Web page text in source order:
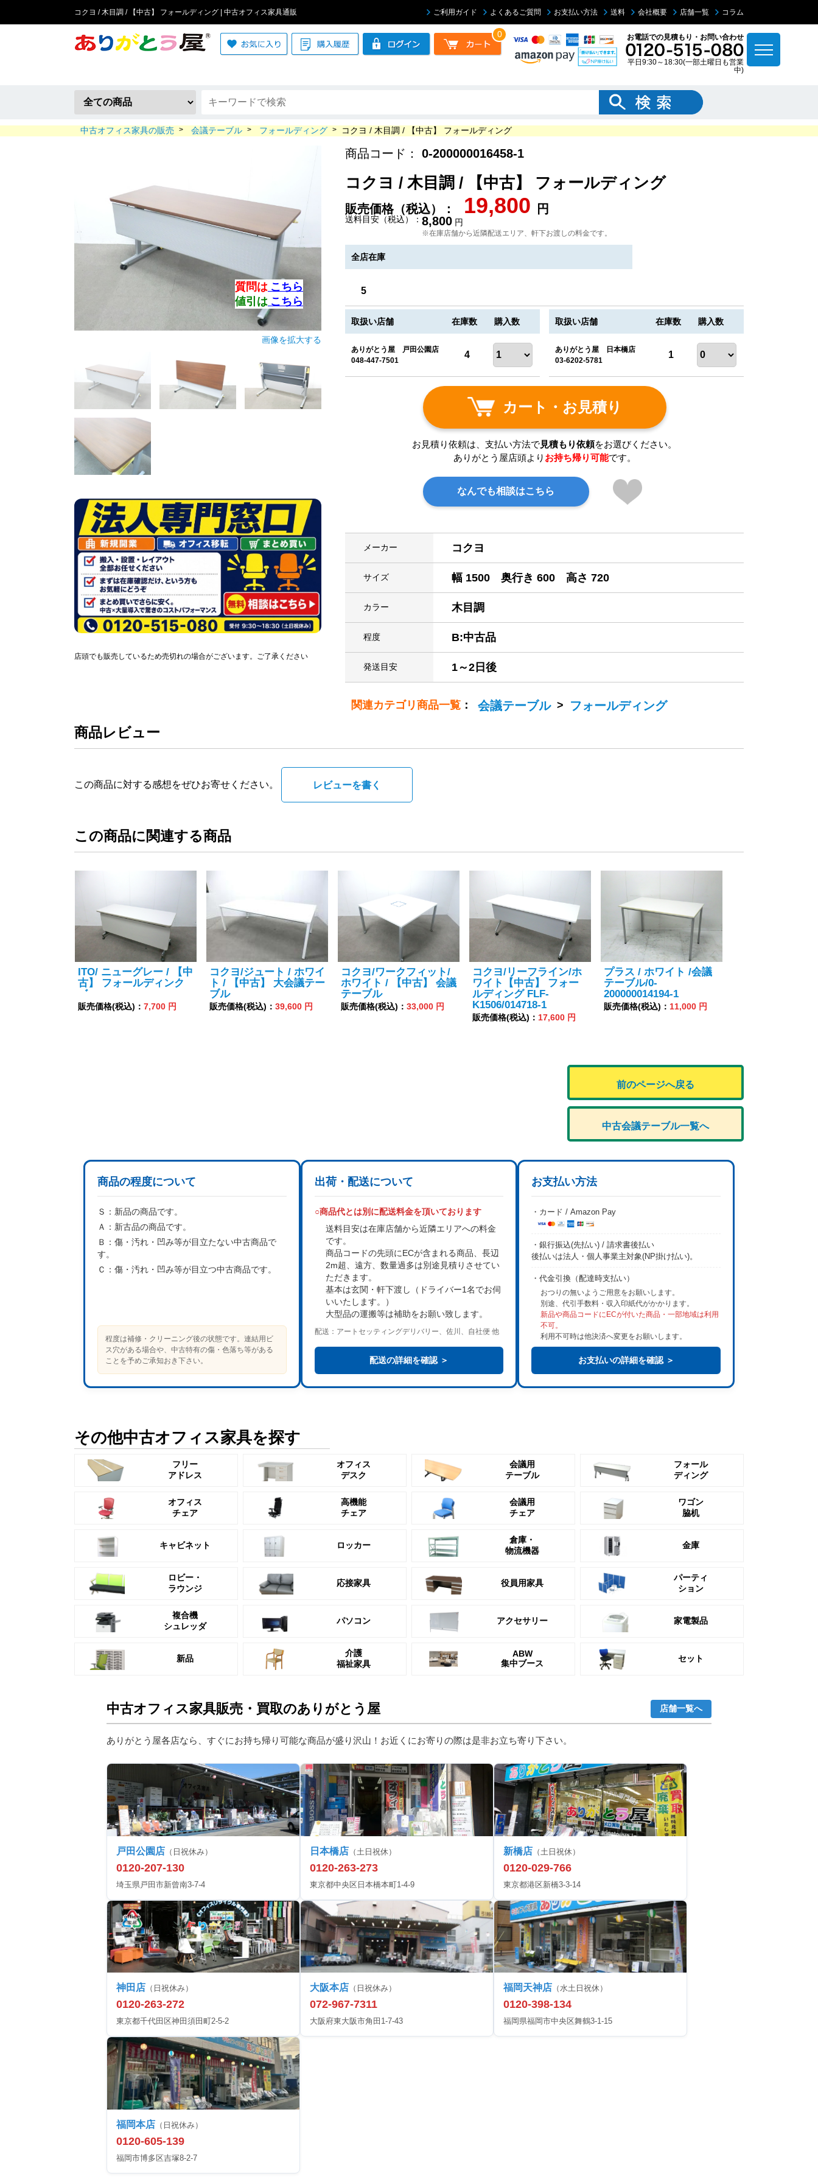
コクヨ / 木目調 / 【中古】 フォールディング | 中古オフィス家具通販 ご利用ガイド よくあるご質問 お支払い方法 送料 会社概要 店舗一覧 コラム
0 お電話での見積もり・お問い合わせ
平日9:30～18:30(一部土曜日も営業
中)
中古オフィス家具の販売 > 会議テーブル > フォールディング > コクヨ / 木目調 / 【中古】 フォールディング
質問は こちら
値引は こちら
画像を拡大する
商品コード： 0-200000016458-1
コクヨ / 木目調 / 【中古】 フォールディング
販売価格（税込）： 19,800 円
送料目安（税込）： 8,800 円
※在庫店舗から近隣配送エリア、軒下お渡しの料金です。
全店在庫
5
取扱い店舗 在庫数 購入数 取扱い店舗 在庫数 購入数
ありがとう屋 戸田公園店
048-447-7501
4
ありがとう屋 日本橋店
03-6202-5781
1
カート・お見積り
お見積り依頼は、支払い方法で見積もり依頼をお選びください。
ありがとう屋店頭より お持ち帰り可能です。
なんでも相談はこちら
メーカー コクヨ
サイズ 幅 1500 奥行き 600 高さ 720
カラー 木目調
程度 B:中古品
発送目安 1～2日後
関連カテゴリ商品一覧 ： 会議テーブル > フォールディング
店頭でも販売しているため売切れの場合がございます。ご了承ください
商品レビュー
この商品に対する感想をぜひお寄せください。 レビューを書く
この商品に関連する商品
ITO/ ニューグレー / 【中
古】 フォールディンク
゛
販売価格(税込)： 7,700 円
コクヨ/ジュート / ホワイ
ト / 【中古】 大会議テー
ブル
販売価格(税込)： 39,600 円
コクヨ/ワークフィット/
ホワイト / 【中古】 会議
テーブル
販売価格(税込)： 33,000 円
コクヨ/リーフライン/ホ
ワイト【中古】 フォー
ルディング FLF-
K1506/014718-1
販売価格(税込)： 17,600 円
プラス / ホワイト /会議
テーブル/0-
200000014194-1
販売価格(税込)： 11,000 円
前のページへ戻る
中古会議テーブル一覧へ
商品の程度について
Ｓ： 新品の商品です。
Ａ： 新古品の商品です。
Ｂ： 傷・汚れ・凹み等が目立たない中古商品で
す。
Ｃ： 傷・汚れ・凹み等が目立つ中古商品です。
程度は補修・クリーニング後の状態です。連結用ビ
ス穴がある場合や、中古特有の傷・色落ち等がある
ことを予めご承知おき下さい。
出荷・配送について
○商品代とは別に配送料金を頂いております
送料目安は在庫店舗から近隣エリアへの料金
です。
商品コードの先頭にECが含まれる商品、長辺
2m超、遠方、数量過多は別途見積り させてい
ただきます。
基本は玄関・軒下渡し
（ドライバー1名でお伺
いいたします。）
大型品の運搬等は補助をお願い致します。
配送：アートセッティングデリバリー、佐川、自社便 他
配送の詳細を確認 ＞
お支払い方法
・カード / Amazon Pay
・銀行振込(先払い) / 請求書後払い
後払いは法人・個人事業主対象(NP掛け払い)。
・代金引換（配達時支払い）
おつりの無いようご用意をお願いします。
別途、代引手数料・収入印紙代がかかります。
新品や商品コードにECが付いた商品・一部地域は利用
不可。
利用不可時は他決済へ変更をお願いします。
お支払いの詳細を確認 ＞
その他中古オフィス家具を探す
フリー
アドレス
オフィス
デスク
会議用
テーブル
フォール
ディング
オフィス
チェア
高機能
チェア
会議用
チェア
ワゴン
脇机
キャビネット ロッカー
倉庫・
物流機器
金庫
ロビー・
ラウンジ
応接家具 役員用家具
パーティ
ション
複合機
シュレッダ
パソコン アクセサリー 家電製品
新品
介護
福祉家具
ABW
集中ブース
セット
中古オフィス家具販売・買取のありがとう屋 店舗一覧へ
ありがとう屋各店なら、すぐにお持ち帰り可能な商品が盛り沢山！お近くにお寄りの際は是非お立ち寄り下さい。
戸田公園店 （日祝休み）
0120-207-130
埼玉県戸田市新曾南3-7-4
日本橋店 （土日祝休）
0120-263-273
東京都中央区日本橋本町1-4-9
新橋店 （土日祝休）
0120-029-766
東京都港区新橋3-3-14
神田店 （日祝休み）
0120-263-272
東京都千代田区神田須田町2-5-2
大阪本店 （日祝休み）
072-967-7311
大阪府東大阪市角田1-7-43
福岡天神店 （水土日祝休）
0120-398-134
福岡県福岡市中央区舞鶴3-1-15
福岡本店 （日祝休み）
0120-605-139
福岡市博多区吉塚8-2-7